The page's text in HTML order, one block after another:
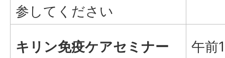
参してください
キリン免疫ケアセミナー
午前